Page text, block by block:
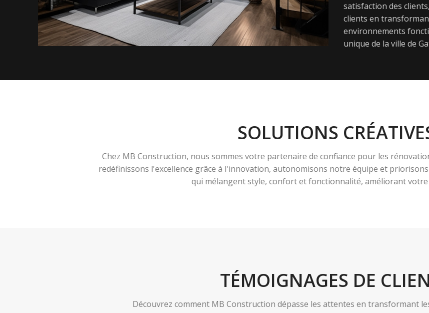
satisfaction des
clients en
environnements
unique de la ville de
SOLUTIONS
Chez MB Construction, nous sommes votre partenaire de confiance pour les
redéfinissons l'excellence grâce à l'innovation, autonomisons notre équipe et
qui mélangent style, confort et fonctionnalité, améliorant votre
TÉMOIGNAGES DE
Découvrez comment MB Construction dépasse les attentes en transformant